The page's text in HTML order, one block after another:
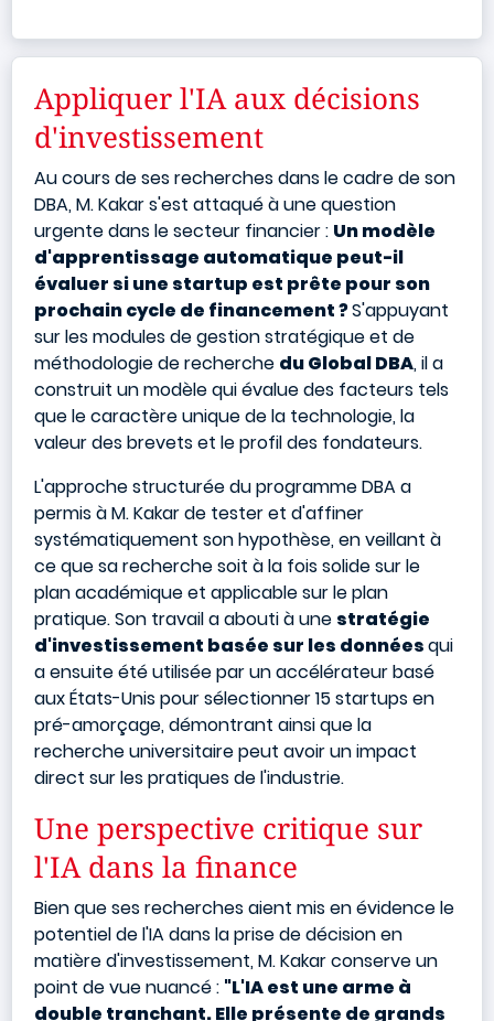
Appliquer l'IA aux décisions
d'investissement
Au cours de ses recherches dans le cadre de son
DBA, M. Kakar s'est attaqué à une question
urgente dans le secteur financier : Un modèle
d'apprentissage automatique peut-il
évaluer si une startup est prête pour son
prochain cycle de financement ?S'appuyant
sur les modules de gestion stratégique et de
méthodologie de recherche du Global DBA, il a
construit un modèle qui évalue des facteurs tels
que le caractère unique de la technologie, la
valeur des brevets et le profil des fondateurs.
L'approche structurée du programme DBA a
permis à M. Kakar de tester et d'affiner
systématiquement son hypothèse, en veillant à
ce que sa recherche soit à la fois solide sur le
plan académique et applicable sur le plan
pratique. Son travail a abouti à une stratégie
d'investissement basée sur les donnéesqui
a ensuite été utilisée par un accélérateur basé
aux États-Unis pour sélectionner 15 startups en
pré-amorçage, démontrant ainsi que la
recherche universitaire peut avoir un impact
direct sur les pratiques de l'industrie.
Une perspective critique sur
l'IA dans la finance
Bien que ses recherches aient mis en évidence le
potentiel de l'IA dans la prise de décision en
matière d'investissement, M. Kakar conserve un
point de vue nuancé : "L'IA est une arme à
double tranchant. Elle présente de grands